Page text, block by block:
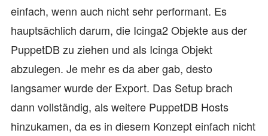
einfach, wenn auch nicht sehr performant. Es
hauptsächlich darum, die Icinga2 Objekte aus der
PuppetDB zu ziehen und als Icinga Objekt
abzulegen. Je mehr es da aber gab, desto
langsamer wurde der Export. Das Setup brach
dann vollständig, als weitere PuppetDB Hosts
hinzukamen, da es in diesem Konzept einfach nicht